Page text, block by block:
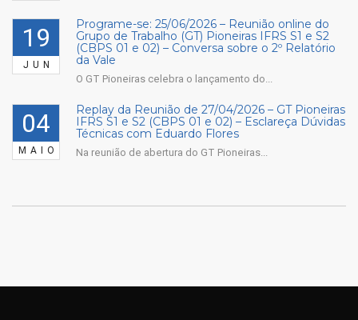
19
JUN
Programe-se: 25/06/2026 – Reunião online do
Grupo de Trabalho (GT) Pioneiras IFRS S1 e S2
(CBPS 01 e 02) – Conversa sobre o 2º Relatório
da Vale
O GT Pioneiras celebra o lançamento do...
04
MAIO
Replay da Reunião de 27/04/2026 – GT Pioneiras
IFRS S1 e S2 (CBPS 01 e 02) – Esclareça Dúvidas
Técnicas com Eduardo Flores
Na reunião de abertura do GT Pioneiras...